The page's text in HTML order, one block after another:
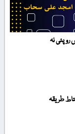
روپئی نہ
طریقہ